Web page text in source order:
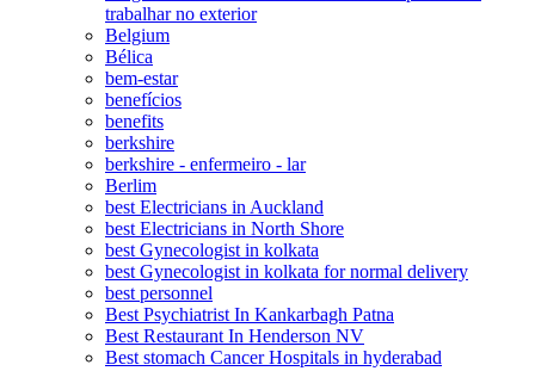
trabalhar no exterior
Belgium
Bélica
bem-estar
benefícios
benefits
berkshire
berkshire - enfermeiro - lar
Berlim
best Electricians in Auckland
best Electricians in North Shore
best Gynecologist in kolkata
best Gynecologist in kolkata for normal delivery
best personnel
Best Psychiatrist In Kankarbagh Patna
Best Restaurant In Henderson NV
Best stomach Cancer Hospitals in hyderabad